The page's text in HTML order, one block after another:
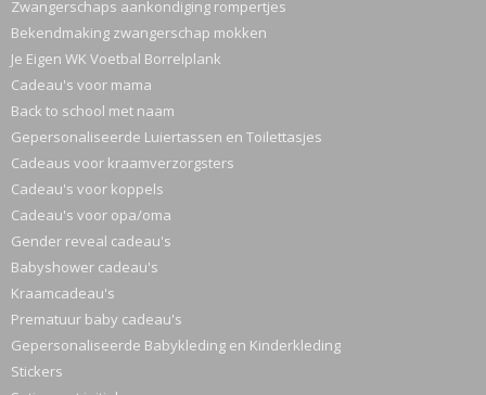
Zwangerschaps aankondiging rompertjes
Bekendmaking zwangerschap mokken
Je Eigen WK Voetbal Borrelplank
Cadeau's voor mama
Back to school met naam
Gepersonaliseerde Luiertassen en Toilettasjes
Cadeaus voor kraamverzorgsters
Cadeau's voor koppels
Cadeau's voor opa/oma
Gender reveal cadeau's
Babyshower cadeau's
Kraamcadeau's
Prematuur baby cadeau's
Gepersonaliseerde Babykleding en Kinderkleding
Stickers